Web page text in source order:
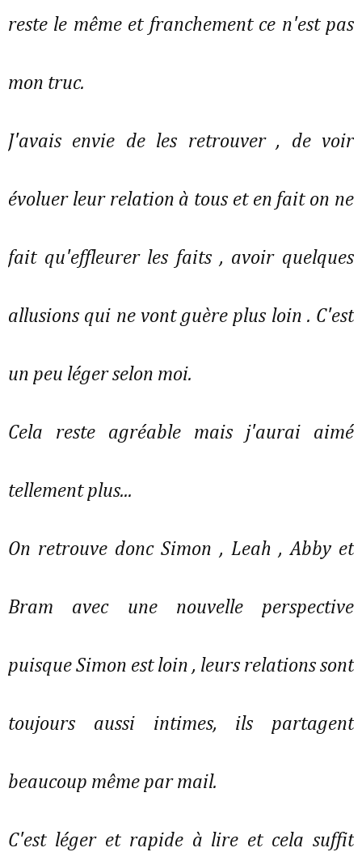
reste le même et franchement ce n'est pas
mon truc.
J'avais envie de les retrouver , de voir
évoluer leur relation à tous et en fait on ne
fait qu'effleurer les faits , avoir quelques
allusions qui ne vont guère plus loin . C'est
un peu léger selon moi.
Cela reste agréable mais j'aurai aimé
tellement plus...
On retrouve donc Simon , Leah , Abby et
Bram avec une nouvelle perspective
puisque Simon est loin , leurs relations sont
toujours aussi intimes, ils partagent
beaucoup même par mail.
C'est léger et rapide à lire et cela suffit